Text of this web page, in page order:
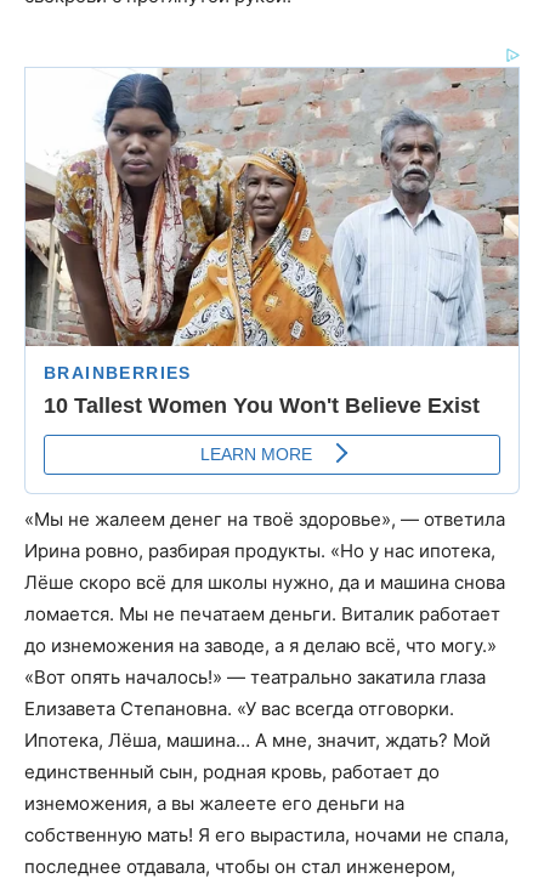
«Мы не жалеем денег на твоё здоровье», — ответила
Ирина ровно, разбирая продукты. «Но у нас ипотека,
Лёше скоро всё для школы нужно, да и машина снова
ломается. Мы не печатаем деньги. Виталик работает
до изнеможения на заводе, а я делаю всё, что могу.»
«Вот опять началось!» — театрально закатила глаза
Елизавета Степановна. «У вас всегда отговорки.
Ипотека, Лёша, машина… А мне, значит, ждать? Мой
единственный сын, родная кровь, работает до
изнеможения, а вы жалеете его деньги на
собственную мать! Я его вырастила, ночами не спала,
последнее отдавала, чтобы он стал инженером,